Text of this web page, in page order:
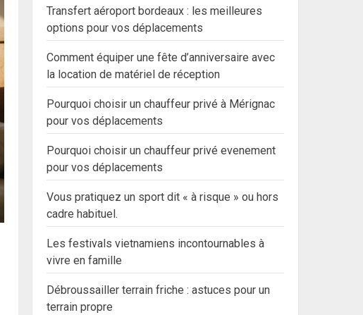
Transfert aéroport bordeaux : les meilleures
options pour vos déplacements
Comment équiper une fête d’anniversaire avec
la location de matériel de réception
Pourquoi choisir un chauffeur privé à Mérignac
pour vos déplacements
Pourquoi choisir un chauffeur privé evenement
pour vos déplacements
Vous pratiquez un sport dit « à risque » ou hors
cadre habituel.
Les festivals vietnamiens incontournables à
vivre en famille
Débroussailler terrain friche : astuces pour un
terrain propre